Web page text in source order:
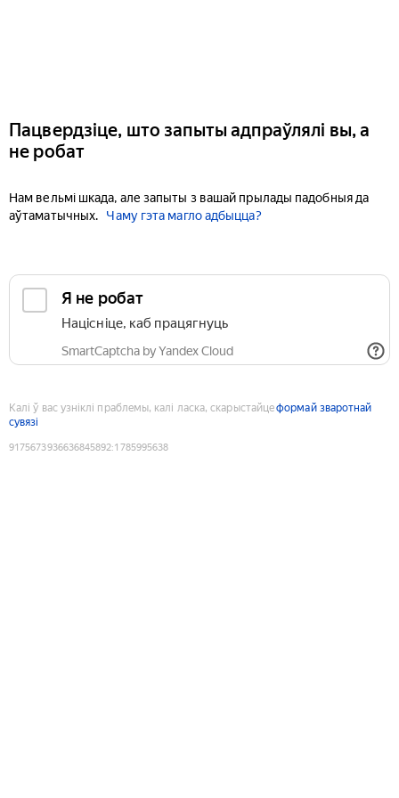
Пацвердзіце, што запыты адпраўлялі вы, а
не робат
Нам вельмі шкада, але запыты з вашай прылады падобныя да
аўтаматычных.
Чаму гэта магло адбыцца?
Я не робат
Націсніце, каб працягнуць
SmartCaptcha by Yandex Cloud
Калі ў вас узніклі праблемы, калі ласка, скарыстайцеформай зваротнай
сувязі
9175673936636845892:1785995638